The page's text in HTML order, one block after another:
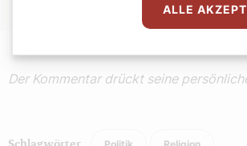
Tageszeitung „Die Presse“ (9.10.2025).
Der Kommentar drückt seine
ALLE